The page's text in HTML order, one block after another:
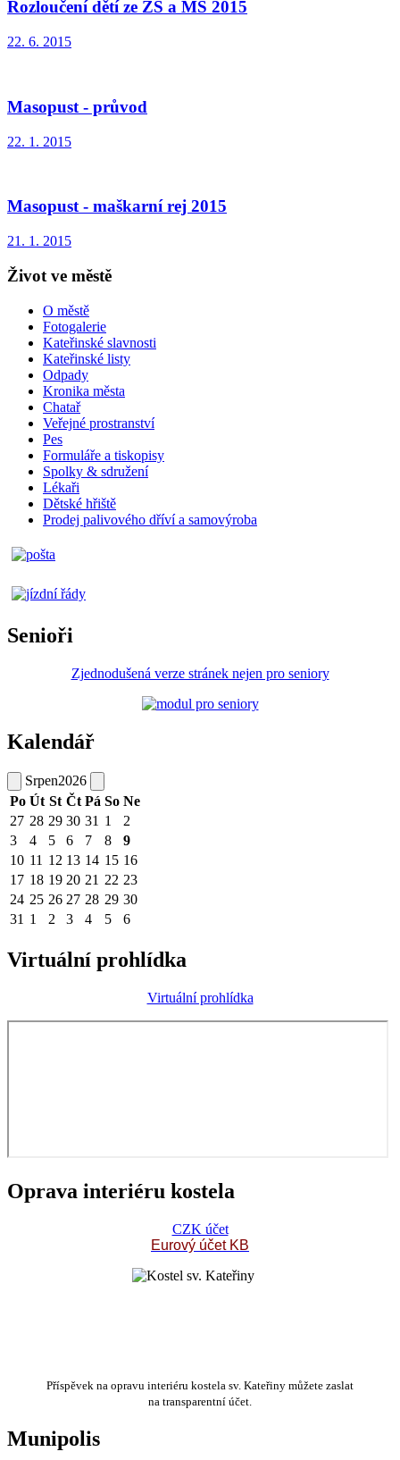
Rozloučení dětí ze ZŠ a MŠ 2015
22. 6. 2015
Masopust - průvod
22. 1. 2015
Masopust - maškarní rej 2015
21. 1. 2015
Život ve městě
O městě
Fotogalerie
Kateřinské slavnosti
Kateřinské listy
Odpady
Kronika města
Chatař
Veřejné prostranství
Pes
Formuláře a tiskopisy
Spolky & sdružení
Lékaři
Dětské hřiště
Prodej palivového dříví a samovýroba
Senioři
Zjednodušená verze stránek nejen pro seniory
Kalendář
Srpen2026
Po Út St Čt Pá So Ne
27 28 29 30 31 1
2
3
4 5 6 7 8
9
10 11 12 13 14 15 16
17 18 19 20 21 22 23
24 25 26 27 28 29 30
31 1 2 3 4 5 6
Virtuální prohlídka
Virtuální prohlídka
Oprava interiéru kostela
CZK účet
Eurový účet KB
Příspěvek na opravu interiéru kostela sv. Kateřiny můžete zaslat
na transparentní účet.
Munipolis